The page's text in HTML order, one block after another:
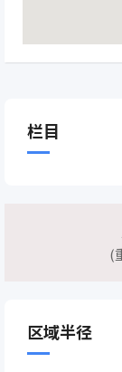
栏目
(
区域半径